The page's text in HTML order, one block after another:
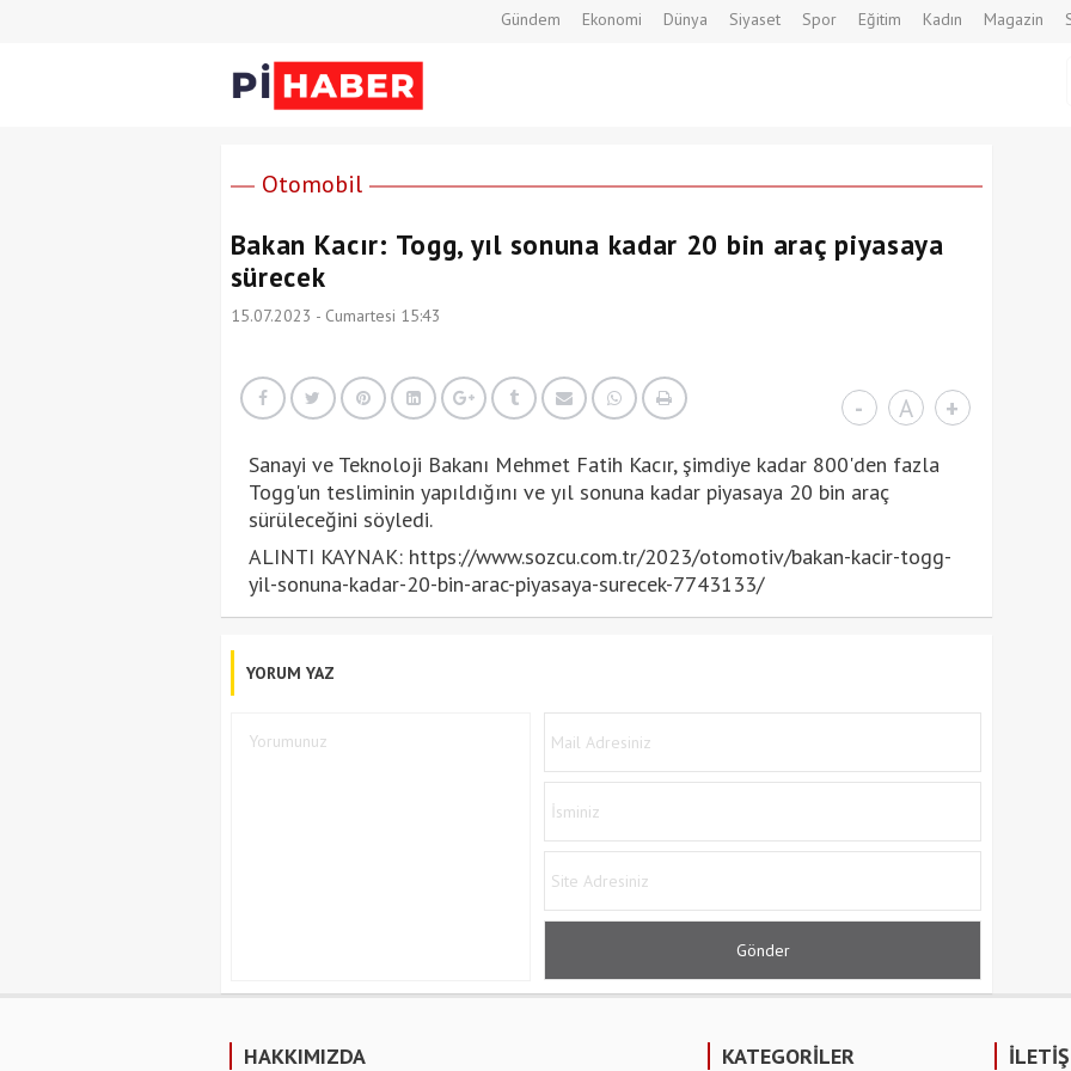
Gündem Ekonomi Dünya Siyaset Spor Eğitim Kadın Magazin
Otomobil
Bakan Kacır: Togg, yıl sonuna kadar 20 bin araç piyasaya
sürecek
15.07.2023 - Cumartesi 15:43
- A +
Sanayi ve Teknoloji Bakanı Mehmet Fatih Kacır, şimdiye kadar 800'den fazla
Togg'un tesliminin yapıldığını ve yıl sonuna kadar piyasaya 20 bin araç
sürüleceğini söyledi.
ALINTI KAYNAK: https://www.sozcu.com.tr/2023/otomotiv/bakan-kacir-togg-
yil-sonuna-kadar-20-bin-arac-piyasaya-surecek-7743133/
YORUM YAZ
HAKKIMIZDA KATEGORİLER